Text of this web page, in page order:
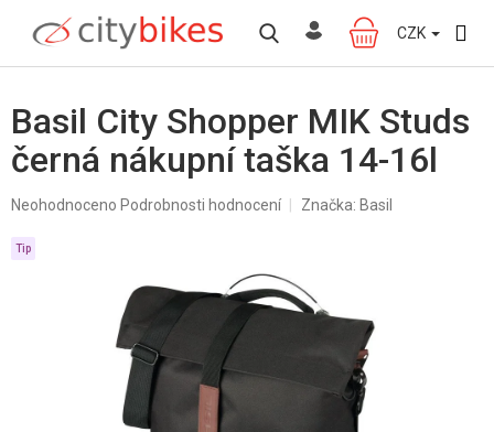
obsah
NÁKUPNÍ
KOŠÍK
CZK
Basil City Shopper MIK Studs
černá nákupní taška 14-16l
Průměrné
produktu
Neohodnoceno Podrobnosti hodnocení Značka: Basil
Tip